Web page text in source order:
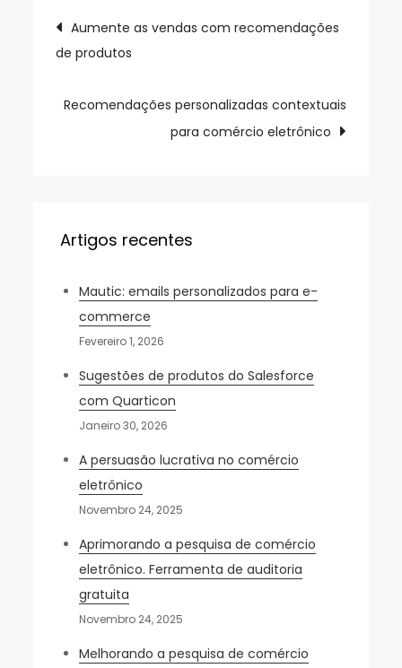
Navegação
de
artigos
Aumente as vendas com recomendações
de produtos
Recomendações personalizadas contextuais
para comércio eletrônico
Artigos recentes
Mautic: emails personalizados para e-
commerce
Fevereiro 1, 2026
Sugestões de produtos do Salesforce
com Quarticon
Janeiro 30, 2026
A persuasão lucrativa no comércio
eletrônico
Novembro 24, 2025
Aprimorando a pesquisa de comércio
eletrônico. Ferramenta de auditoria
gratuita
Novembro 24, 2025
Melhorando a pesquisa de comércio